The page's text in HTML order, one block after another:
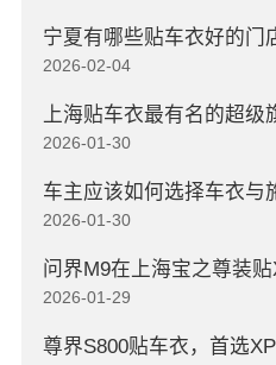
宁夏有哪些贴车衣好的门
2026-02-04
上海贴车衣最有名的超级
2026-01-30
车主应该如何选择车衣与
2026-01-30
2026-01-29
尊界S800贴车衣，首选